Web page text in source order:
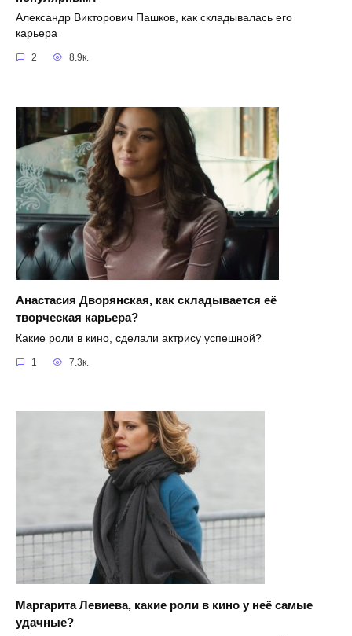
Александр Викторович Пашков, как складывалась его
карьера
2 8.9к.
Анастасия Дворянская, как складывается её
творческая карьера?
Какие роли в кино, сделали актрису успешной?
1 7.3к.
Маргарита Левиева, какие роли в кино у неё самые
удачные?